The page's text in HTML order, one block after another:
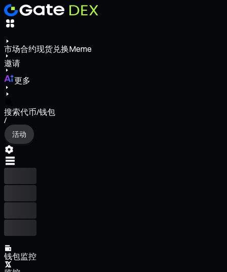
市场合约现货兑换Meme
邀请
更多
搜索代币/钱包
/
活动
钱包监控